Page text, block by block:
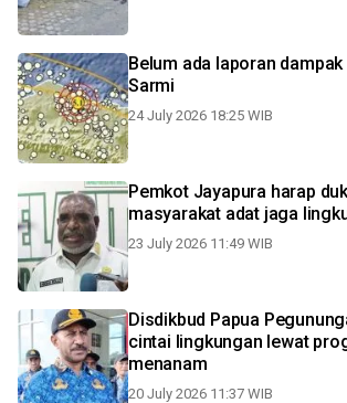
Belum ada laporan
Sarmi
24 July 2026 18:25 WIB
Pemkot Jayapura harap
masyarakat adat jaga
23 July 2026 11:49 WIB
Disdikbud Papua
cintai lingkungan lewat
menanam
20 July 2026 11:37 WIB